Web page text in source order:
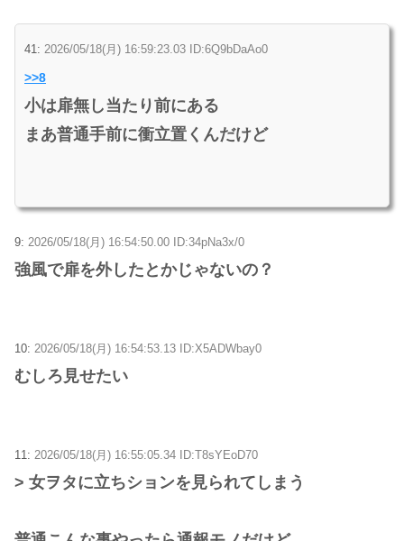
41: 2026/05/18(月) 16:59:23.03 ID:6Q9bDaAo0
>>8
小は扉無し当たり前にある
まあ普通手前に衝立置くんだけど
9: 2026/05/18(月) 16:54:50.00 ID:34pNa3x/0
強風で扉を外したとかじゃないの？
10: 2026/05/18(月) 16:54:53.13 ID:X5ADWbay0
むしろ見せたい
11: 2026/05/18(月) 16:55:05.34 ID:T8sYEoD70
> 女ヲタに立ちションを見られてしまう